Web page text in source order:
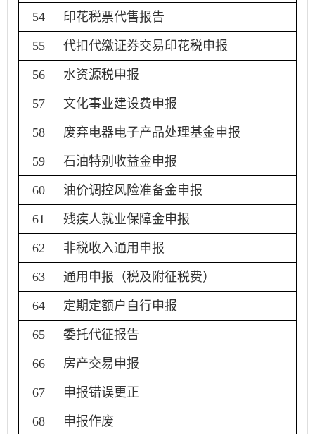
54 印花税票代售报告
55 代扣代缴证券交易印花税申报
56 水资源税申报
57 文化事业建设费申报
58 废弃电器电子产品处理基金申报
59 石油特别收益金申报
60 油价调控风险准备金申报
61 残疾人就业保障金申报
62 非税收入通用申报
63 通用申报（税及附征税费）
64 定期定额户自行申报
65 委托代征报告
66 房产交易申报
67 申报错误更正
68 申报作废